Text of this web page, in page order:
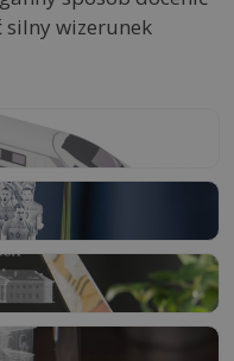
wizerunek